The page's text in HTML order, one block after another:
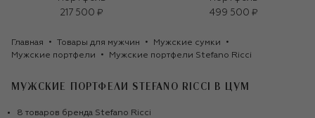
217 500 ₽
499 500 ₽
Главная Товары для мужчин
Мужские сумки
Мужские портфели
Мужские портфели Stefano Ricci
МУЖСКИЕ ПОРТФЕЛИ STEFANO RICCI В ЦУМ
8 товаров бренда Stefano Ricci